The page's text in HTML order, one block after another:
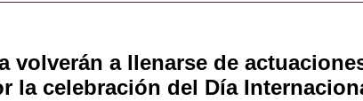
volverán a llenarse de
la celebración del Día